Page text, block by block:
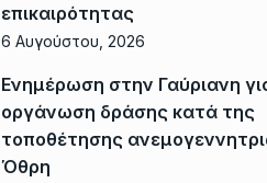
επικαιρότητας
6 Αυγούστου, 2026
Ενημέρωση στην Γαύριανη
οργάνωση δράσης κατά της
τοποθέτησης
Όθρη